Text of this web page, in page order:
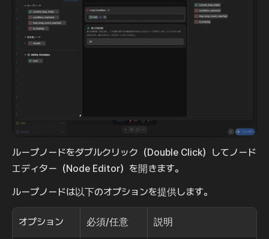
ループノードをダブルクリック（Double Click）してノード
エディター（Node Editor）を開きます。
ループノードは以下のオプションを提供します。
オプション 必須/任意 説明